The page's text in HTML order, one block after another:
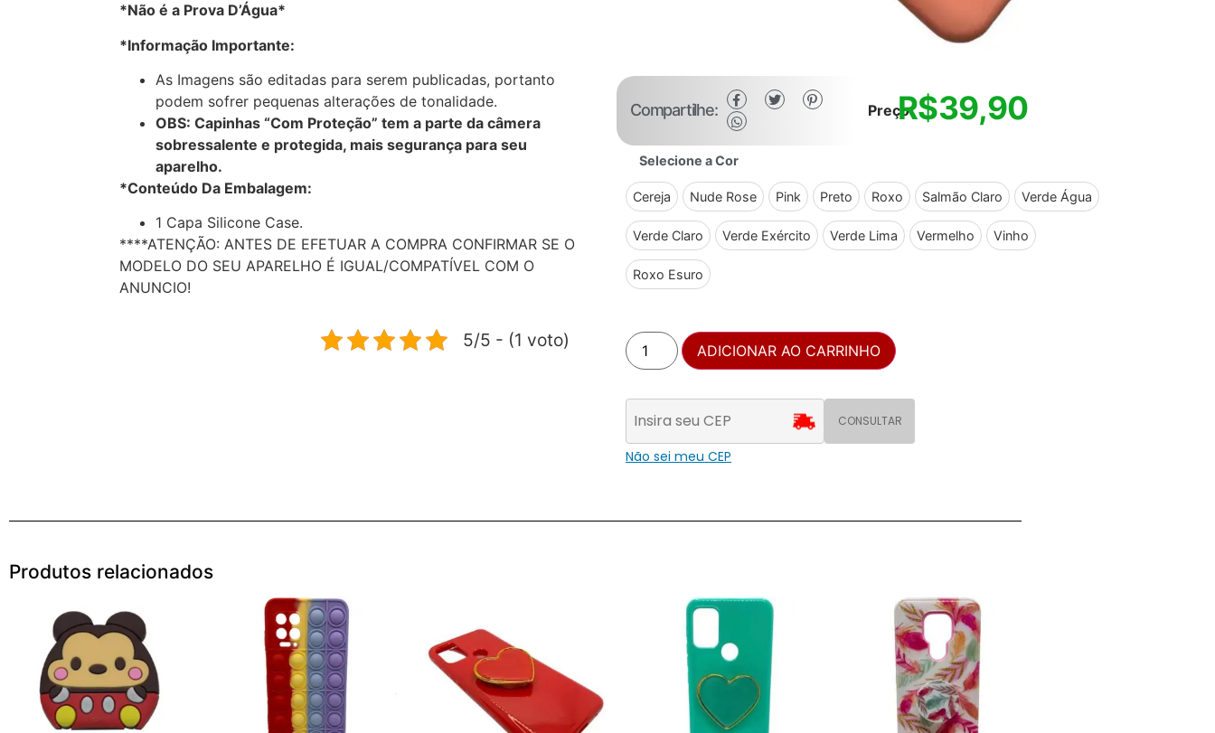
*Não é a Prova D’Água*
*Informação Importante:
As Imagens são editadas para serem publicadas, portanto
podem sofrer pequenas alterações de tonalidade.
OBS: Capinhas “Com Proteção” tem a parte da câmera
sobressalente e protegida, mais segurança para seu
aparelho.
*Conteúdo Da Embalagem:
1 Capa Silicone Case.
****ATENÇÃO: ANTES DE EFETUAR A COMPRA CONFIRMAR SE O
MODELO DO SEU APARELHO É IGUAL/COMPATÍVEL COM O
ANUNCIO!
5/5 - (1 voto)
Preço:
Compartilhe: R$39,90
Selecione a Cor
Cereja Nude Rose Pink Preto Roxo Salmão Claro Verde Água
Verde Claro Verde Exército Verde Lima Vermelho Vinho
Roxo Esuro
ADICIONAR AO CARRINHO
CONSULTAR
Não sei meu CEP
Produtos relacionados